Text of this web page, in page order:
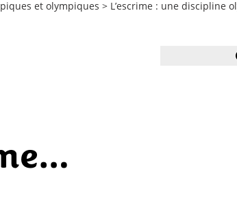
et olympiques > L’escrime : une discipline